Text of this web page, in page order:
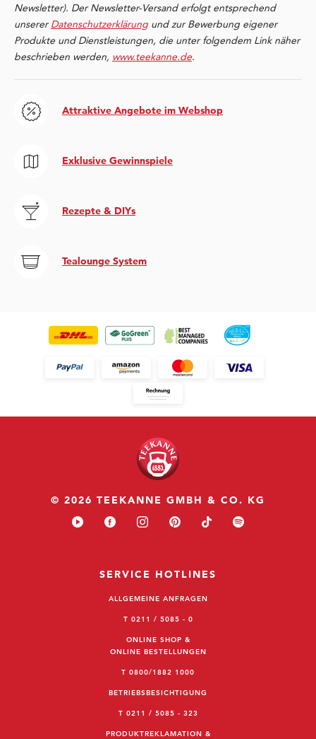
Newsletter). Der Newsletter-Versand erfolgt entsprechend
unsererDatenschutzerklärung und zur Bewerbung eigener
Produkte und Dienstleistungen, die unter folgendem Link näher
beschrieben werden, www.teekanne.de.
Attraktive Angebote im Webshop
Exklusive Gewinnspiele
Rezepte & DIYs
Tealounge System
© 2026 TEEKANNE GMBH & CO. KG
SERVICE HOTLINES
ALLGEMEINE ANFRAGEN
T 0211 / 5085 - 0
ONLINE SHOP &
ONLINE BESTELLUNGEN
T 0800/1882 1000
BETRIEBSBESICHTIGUNG
T 0211 / 5085 - 323
PRODUKTREKLAMATION &